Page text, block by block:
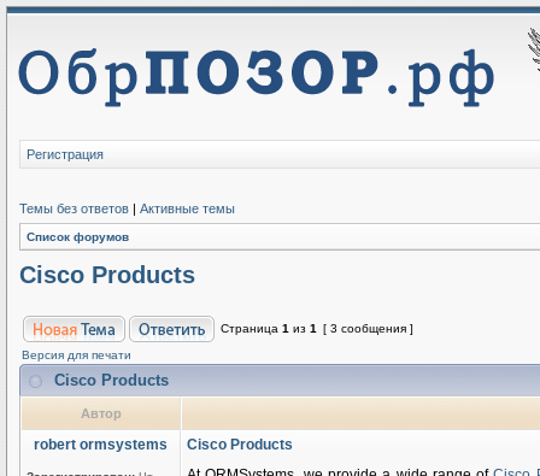
Регистрация
Темы без ответов | Активные темы
Список форумов
Cisco Products
Страница 1 из 1
[ 3 сообщения ]
Версия для печати
Cisco Products
Автор
robert ormsystems
Cisco Products